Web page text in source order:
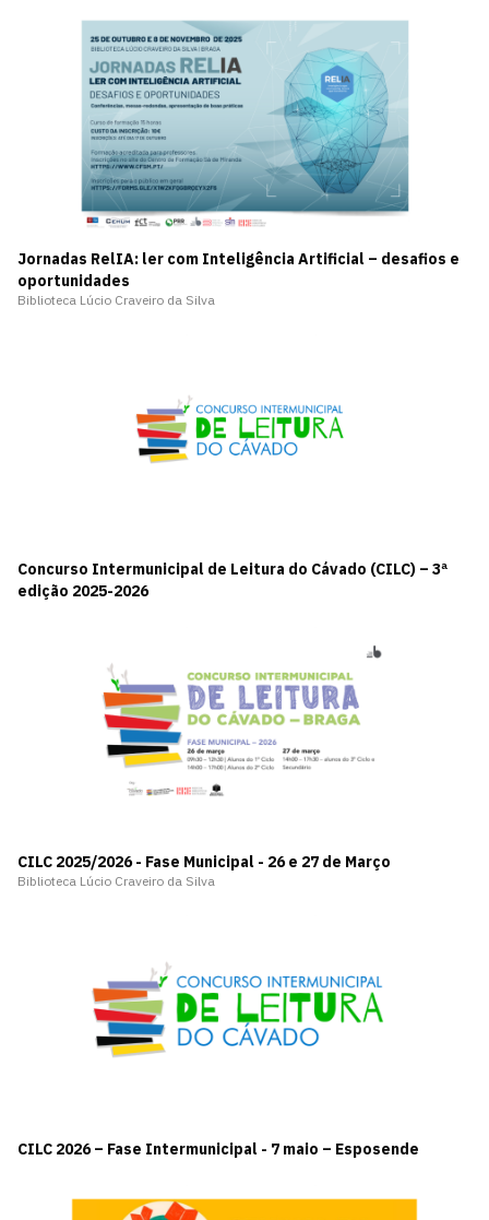
Jornadas RelIA: ler com Inteligência Artificial – desafios e
oportunidades
Biblioteca Lúcio Craveiro da Silva
Concurso Intermunicipal de Leitura do Cávado (CILC) – 3ª
edição 2025-2026
CILC 2025/2026 - Fase Municipal - 26 e 27 de Março
Biblioteca Lúcio Craveiro da Silva
CILC 2026 – Fase Intermunicipal - 7 maio – Esposende